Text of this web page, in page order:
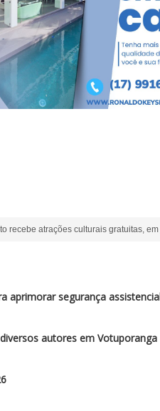
recebe atrações culturais gratuitas,
aprimorar segurança
autores em Votuporanga